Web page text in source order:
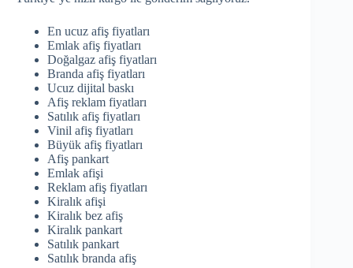
En ucuz afiş fiyatları
Emlak afiş fiyatları
Doğalgaz afiş fiyatları
Branda afiş fiyatları
Ucuz dijital baskı
Afiş reklam fiyatları
Satılık afiş fiyatları
Vinil afiş fiyatları
Büyük afiş fiyatları
Afiş pankart
Emlak afişi
Reklam afiş fiyatları
Kiralık afişi
Kiralık bez afiş
Kiralık pankart
Satılık pankart
Satılık branda afiş